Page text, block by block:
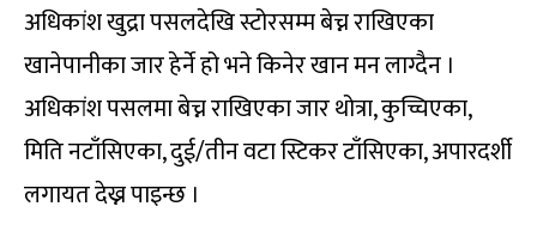
अधिकांश खुद्रा पसलदेखि स्टोरसम्म बेच्न राखिएका
खानेपानीका जार हेर्ने हो भने किनेर खान मन लाग्दैन ।
अधिकांश पसलमा बेच्न राखिएका जार थोत्रा, कुच्चिएका,
मिति नटाँसिएका, दुई/तीन वटा स्टिकर टाँसिएका, अपारदर्शी
लगायत देख्न पाइन्छ ।